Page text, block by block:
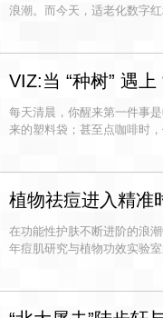
浪潮。而今天，适老化数字
VIZ:当 “种树” 遇
每天清晨，你醒来第一件事
来的塑料袋；甚至点咖啡时
植物祛痘进入精准
在功能性护肤不断进阶的浪
年痘肌研究与植物功效实验